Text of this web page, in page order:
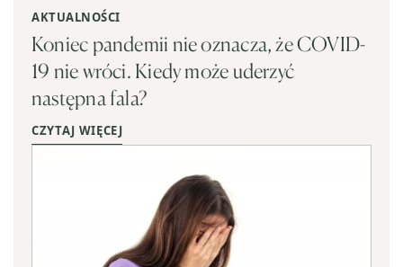
AKTUALNOŚCI
Koniec pandemii nie oznacza, że COVID-
19 nie wróci. Kiedy może uderzyć
następna fala?
CZYTAJ WIĘCEJ